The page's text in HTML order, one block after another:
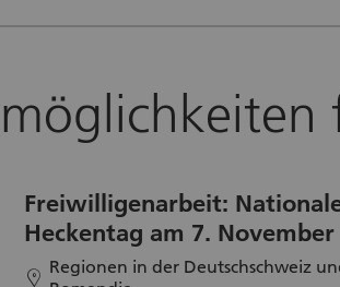
Freiwilligenarbeit:
Heckentag am 7. November
location
Regionen in der Deutschschweiz